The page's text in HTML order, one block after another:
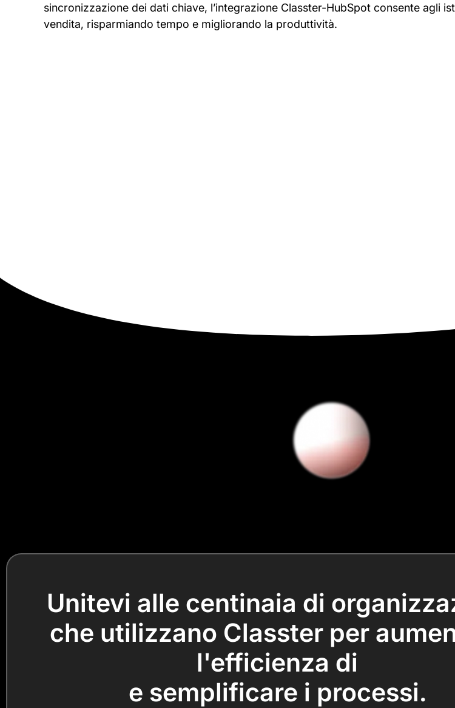
sincronizzazione dei dati chiave, l’integrazione Classter-HubSpot consente agli
vendita, risparmiando tempo e migliorando la produttività.
Unitevi alle centinaia di
che utilizzano Classter per
l'efficienza di
e semplificare i processi.